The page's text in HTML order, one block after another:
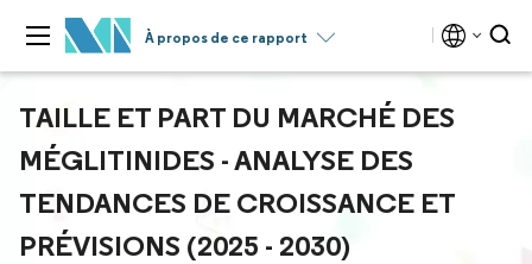
À propos de ce rapport
TAILLE ET PART DU MARCHÉ DES
MÉGLITINIDES - ANALYSE DES
TENDANCES DE CROISSANCE ET
PRÉVISIONS (2025 - 2030)